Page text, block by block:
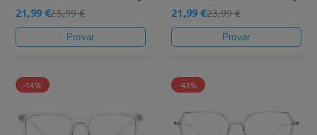
21,99 €25,99 €
Provar
21,99 €23,99 €
Provar
-14% -43%